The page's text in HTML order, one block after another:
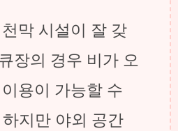
막 시설이 잘 갖
장의 경우 비가 오
용이 가능할 수
지만 야외 공간